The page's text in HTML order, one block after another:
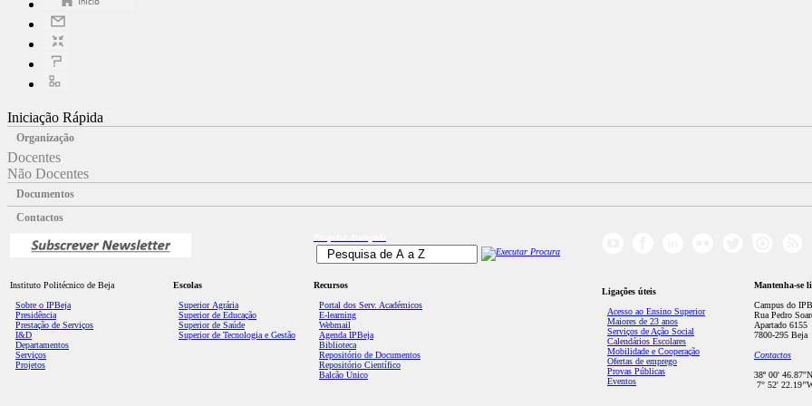
Iniciação Rápida
Organização
Docentes
Não Docentes
Documentos
Contactos
Instituto Politécnico de Beja
Sobre o IPBeja
Presidência
Prestação de Serviços
I&D
Departamentos
Serviços
Projetos
Escolas
Superior Agrária
Superior de Educação
Superior de Saúde
Superior de Tecnologia e Gestão
Recursos
Portal dos Serv. Académicos
E-learning
Webmail
Agenda IPBeja
Biblioteca
Repositório de Documentos
Repositório Científico
Balcão Único
Ligações úteis
Acesso ao Ensino Superior
Maiores de 23 anos
Serviços de Ação Social
Calendários Escolares
Mobilidade e Cooperação
Ofertas de emprego
Provas Públicas
Eventos
Mantenha-se
Campus do
Rua Pedro
Apartado 6155
7800-295 Beja
Contactos
38º 00' 46.87''N
7° 52'